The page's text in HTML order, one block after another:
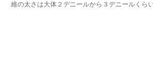
維の太さは大体２デニールから３デニールくら